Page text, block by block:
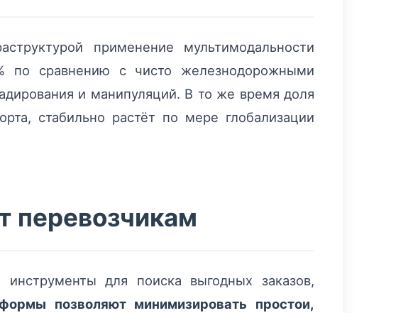
применение мультимодальности
по сравнению с чисто железнодорожными
и манипуляций. В то же время доля
стабильно растёт по мере глобализации
перевозчикам
для поиска выгодных заказов,
позволяют минимизировать простои,